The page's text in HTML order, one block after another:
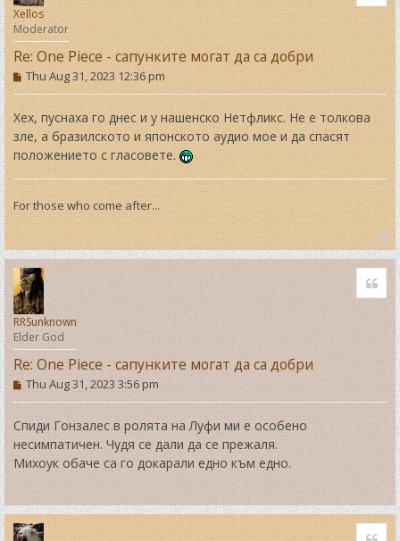
Xellos
Moderator
Re: One Piece - сапунките могат да са добри
P
o
s
t
Thu Aug 31, 2023 12:36 pm
Хех, пуснаха го днес и у нашенско Нетфликс. Не е толкова
зле, а бразилското и японското аудио мое и да спасят
положението с гласовете.
For those who come after...
T
o
p
RRSunknown
Elder God
Re: One Piece - сапунките могат да са добри
P
o
s
t
Thu Aug 31, 2023 3:56 pm
Спиди Гонзалес в ролята на Луфи ми е особено
несимпатичен. Чудя се дали да се прежаля.
Михоук обаче са го докарали едно към едно.
T
o